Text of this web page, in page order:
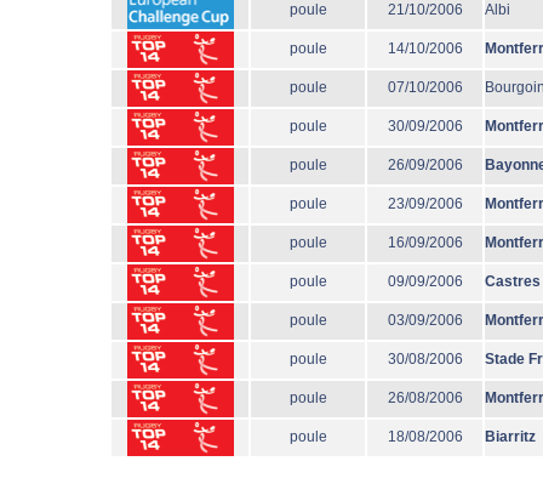
poule 21/10/2006 Albi
poule 14/10/2006
poule 07/10/2006
poule 30/09/2006
poule 26/09/2006
poule 23/09/2006
poule 16/09/2006
poule 09/09/2006 Castres
poule 03/09/2006
poule 30/08/2006 Stade
poule 26/08/2006
poule 18/08/2006 Biarritz